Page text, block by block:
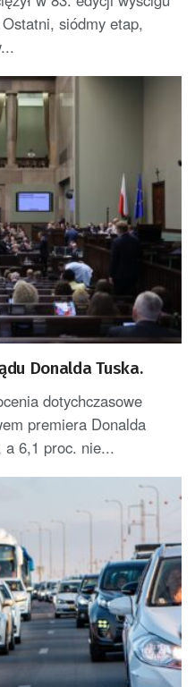
siódmy etap,
Donalda Tuska.
dotychczasowe
premiera Donalda
a 6,1 proc. nie...